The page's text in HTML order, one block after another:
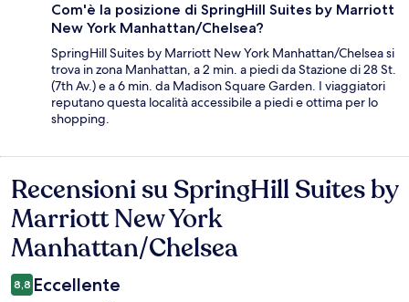
Com'è la posizione di SpringHill Suites by Marriott
New York Manhattan/Chelsea?
SpringHill Suites by Marriott New York Manhattan/Chelsea si
trova in zona Manhattan, a 2 min. a piedi da Stazione di 28 St.
(7th Av.) e a 6 min. da Madison Square Garden. I viaggiatori
reputano questa località accessibile a piedi e ottima per lo
shopping.
Recensioni
Recensioni su SpringHill Suites by
Marriott New York
Manhattan/Chelsea
8,8 Eccellente